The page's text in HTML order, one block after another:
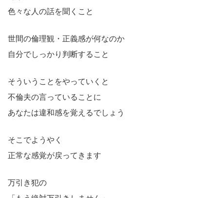
色々な人の話を聞くこと
世間の倫理観・正義感が何なのか
自分でしっかり判断すること
そういうことをやっていくと
不倫夫の言っていることに
あなたは違和感を覚えるでしょう
そこでようやく
正常な感覚が戻ってきます
万引き犯の